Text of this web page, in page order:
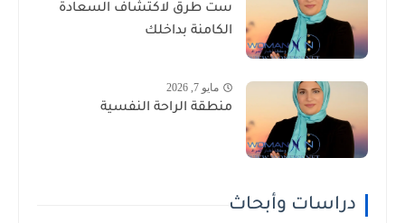
ست طرق لاكتشاف السعادة
الكامنة بداخلك
مايو 7, 2026
منطقة الراحة النفسية
دراسات وأبحاث